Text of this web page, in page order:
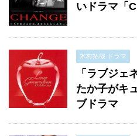
いドラマ「
木村拓哉 ドラマ
「ラブジェ
たか子がキ
ブドラマ